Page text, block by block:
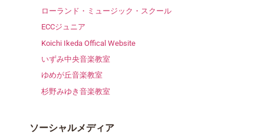
ローランド・ミュージック・スクール
ECCジュニア
Koichi Ikeda Offical Website
いずみ中央音楽教室
ゆめが丘音楽教室
杉野みゆき音楽教室
ソーシャルメディア